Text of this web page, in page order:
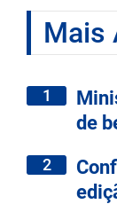
Mais
1
de
2